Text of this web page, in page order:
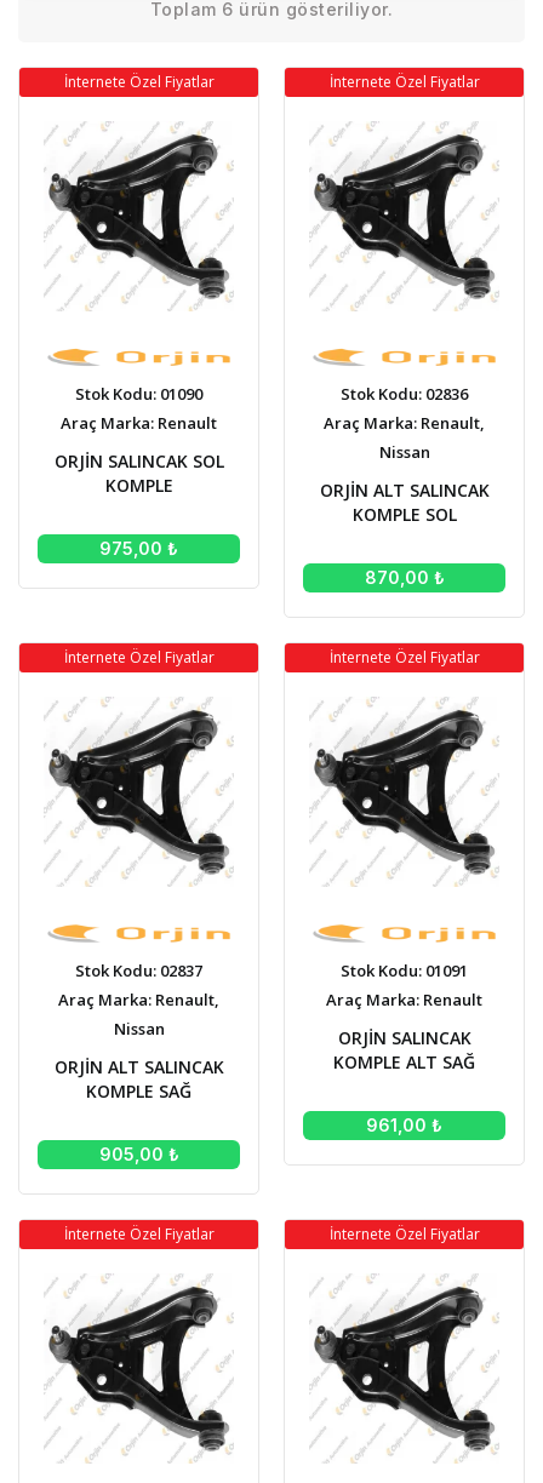
Toplam 6 ürün gösteriliyor.
İnternete Özel Fiyatlar
Stok Kodu: 01090
Araç Marka: Renault
ORJİN SALINCAK SOL
KOMPLE
975,00 ₺
İnternete Özel Fiyatlar
Stok Kodu: 02836
Araç Marka: Renault,
Nissan
ORJİN ALT SALINCAK
KOMPLE SOL
870,00 ₺
İnternete Özel Fiyatlar
Stok Kodu: 02837
Araç Marka: Renault,
Nissan
ORJİN ALT SALINCAK
KOMPLE SAĞ
905,00 ₺
İnternete Özel Fiyatlar
Stok Kodu: 01091
Araç Marka: Renault
ORJİN SALINCAK
KOMPLE ALT SAĞ
961,00 ₺
İnternete Özel Fiyatlar İnternete Özel Fiyatlar